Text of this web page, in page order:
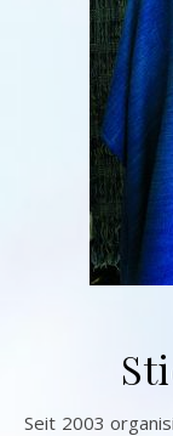
Seit 2003 organisiert das Team des Textilateliers Stidl aus